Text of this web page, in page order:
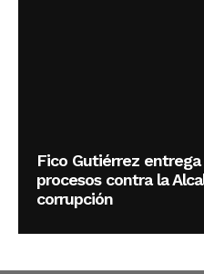
Fico Gutiérrez
procesos contra la
corrupción